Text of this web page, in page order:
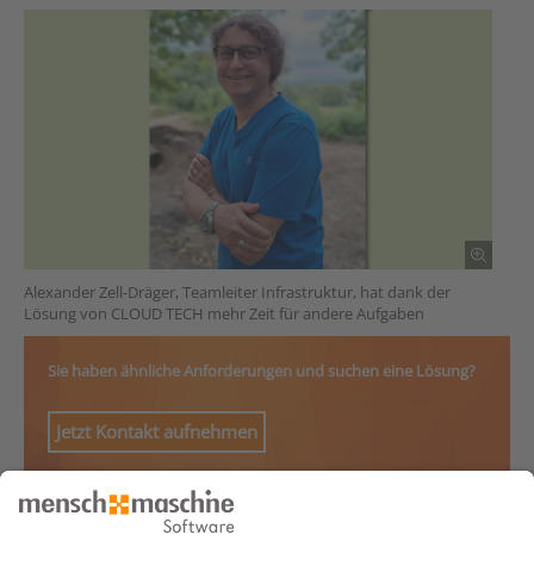
Alexander Zell-Dräger, Teamleiter Infrastruktur, hat dank der
Lösung von CLOUD TECH mehr Zeit für andere Aufgaben
Sie haben ähnliche Anforderungen und suchen eine Lösung?
Jetzt Kontakt aufnehmen